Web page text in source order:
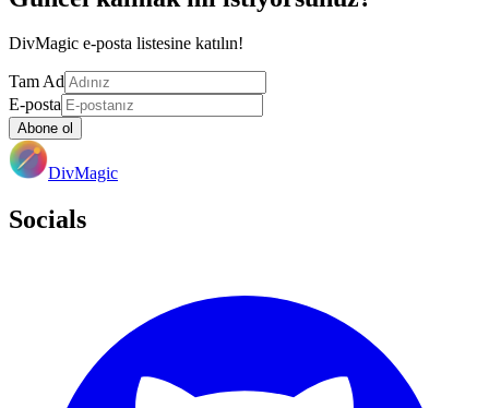
DivMagic e-posta listesine katılın!
Tam Ad
E-posta
Abone ol
DivMagic
Socials